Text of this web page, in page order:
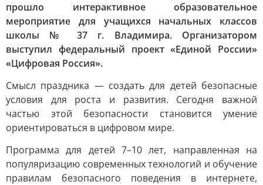
прошло интерактивное образовательное
мероприятие для учащихся начальных классов
школы № 37 г. Владимира. Организатором
выступил федеральный проект «Единой России»
«Цифровая Россия».
Смысл праздника — создать для детей безопасные
условия для роста и развития. Сегодня важной
частью этой безопасности становится умение
ориентироваться в цифровом мире.
Программа для детей 7–10 лет, направленная на
популяризацию современных технологий и обучение
правилам безопасного поведения в интернете,